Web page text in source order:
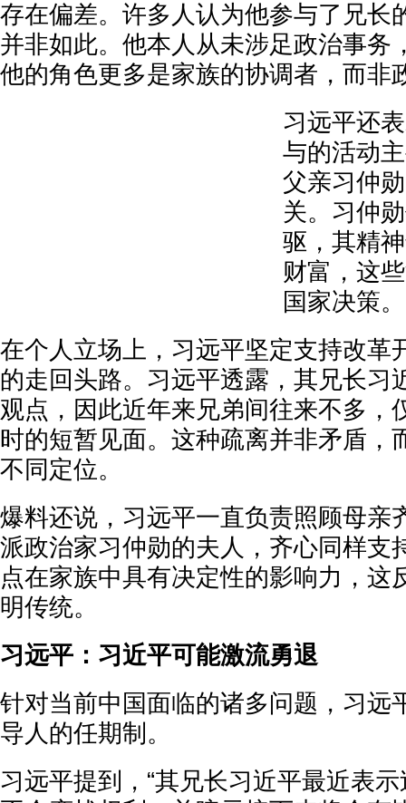
存在偏差。许多人认为他参与了兄长
并非如此。他本人从未涉足政治事务
他的角色更多是家族的协调者，而非
习远平还
与的活动
父亲习仲
关。习仲
驱，其精
财富，这
国家决策。
在个人立场上，习远平坚定支持改革
的走回头路。习远平透露，其兄长习
观点，因此近年来兄弟间往来不多，
时的短暂见面。这种疏离并非矛盾，
不同定位。
爆料还说，习远平一直负责照顾母亲
派政治家习仲勋的夫人，齐心同样支
点在家族中具有决定性的影响力，这
明传统。
习远平：习近平可能激流勇退
针对当前中国面临的诸多问题，习远
导人的任期制。
习远平提到，“其兄长习近平最近表